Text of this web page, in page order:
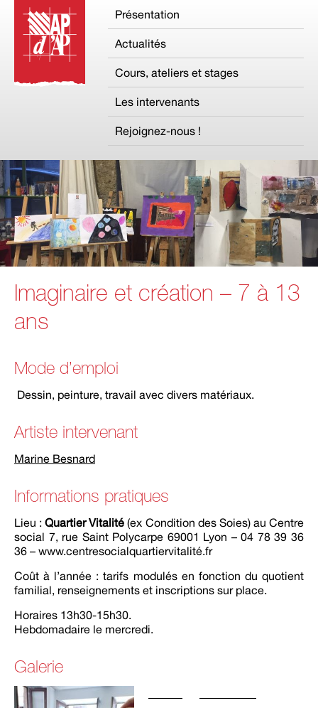
Présentation
Actualités
Cours, ateliers et stages
Les intervenants
Rejoignez-nous !
Imaginaire et création – 7 à 13
ans
Mode d’emploi
Dessin, peinture, travail avec divers matériaux.
Artiste intervenant
Marine Besnard
Informations pratiques
Lieu :Quartier Vitalité (ex Condition des Soies) au Centre
social 7, rue Saint Polycarpe 69001 Lyon – 04 78 39 36
36 – www.centresocialquartiervitalité.fr
Coût à l’année : tarifs modulés en fonction du quotient
familial, renseignements et inscriptions sur place.
Horaires 13h30-15h30.
Hebdomadaire le mercredi.
Galerie